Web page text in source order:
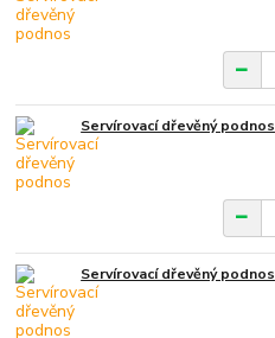
Servírovací dřevěný podnos
Servírovací dřevěný podnos